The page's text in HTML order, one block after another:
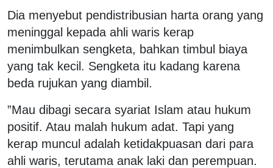
Dia menyebut pendistribusian harta orang yang
meninggal kepada ahli waris kerap
menimbulkan sengketa, bahkan timbul biaya
yang tak kecil. Sengketa itu kadang karena
beda rujukan yang diambil.
”Mau dibagi secara syariat Islam atau hukum
positif. Atau malah hukum adat. Tapi yang
kerap muncul adalah ketidakpuasan dari para
ahli waris, terutama anak laki dan perempuan.